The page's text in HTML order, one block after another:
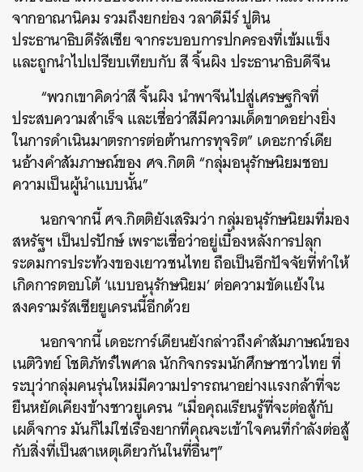
จากอาณานิคม รวมถึงยกย่อง วลาดีมีร์ ปูติน
ประธานาธิบดีรัสเซีย จากระบอบการปกครองที่เข้มแข็ง
และถูกนำไปเปรียบเทียบกับ สี จิ้นผิง ประธานาธิบดีจีน
“พวกเขาคิดว่าสี จิ้นผิง นำพาจีนไปสู่เศรษฐกิจที่
ประสบความสำเร็จ และเชื่อว่าสีมีความเด็ดขาดอย่างยิ่ง
ในการดำเนินมาตรการต่อต้านการทุจริต” เดอะการ์เดีย
นอ้างคำสัมภาษณ์ของ ศจ.กิตติ “กลุ่มอนุรักษนิยมชอบ
ความเป็นผู้นำแบบนั้น”
นอกจากนี้ ศจ.กิตติยังเสริมว่า กลุ่มอนุรักษนิยมที่มอง
สหรัฐฯ เป็นปรปักษ์ เพราะเชื่อว่าอยู่เบื้องหลังการปลุก
ระดมการประท้วงของเยาวชนไทย ถือเป็นอีกปัจจัยที่ทำให้
เกิดการตอบโต้ ‘แบบอนุรักษนิยม’ ต่อความขัดแย้งใน
สงครามรัสเซียยูเครนนี้อีกด้วย
นอกจากนี้ เดอะการ์เดียนยังกล่าวถึงคำสัมภาษณ์ของ
เนติวิทย์ โชติภัทร์ไพศาล นักกิจกรรมนักศึกษาชาวไทย ที่
ระบุว่ากลุ่มคนรุ่นใหม่มีความปรารถนาอย่างแรงกล้าที่จะ
ยืนหยัดเคียงข้างชาวยูเครน “เมื่อคุณเรียนรู้ที่จะต่อสู้กับ
เผด็จการ มันก็ไม่ใช่เรื่องยากที่คุณจะเข้าใจคนที่กำลังต่อสู้
กับสิ่งที่เป็นสาเหตุเดียวกันในที่อื่นๆ”
ค้นหา
SHARE TWEET LINE EMAIL